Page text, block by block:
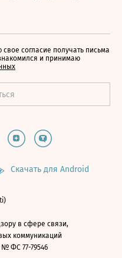
согласие получать письма
и принимаю
Скачать для Android
в сфере связи,
коммуникаций
№ ФС 77-79546